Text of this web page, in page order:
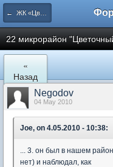
← ЖК «Цветочный город» Микрорайон 22
22 микрорайон
«
Назад
Negodov
04 May 2010
Joe, on 4.05.2010 - 10:38:
... 3. он был в нашем
нет) и наблюдал, как